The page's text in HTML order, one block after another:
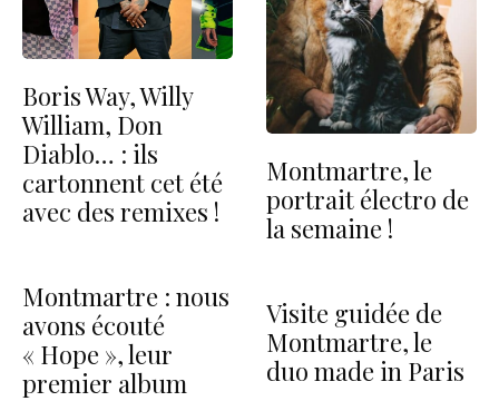
Boris Way, Willy
William, Don
Diablo… : ils
cartonnent cet été
avec des remixes !
Montmartre : nous
avons écouté
« Hope », leur
premier album
Montmartre, le
portrait électro de
la semaine !
Visite guidée de
Montmartre, le
duo made in Paris